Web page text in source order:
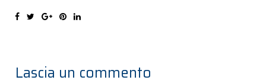
Lascia un commento